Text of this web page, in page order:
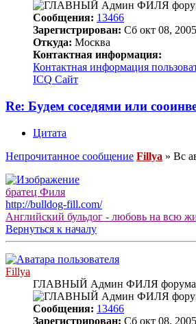
Сообщения: 13466
Зарегистрирован: Сб окт 08,
Откуда: Москва
Контактная информация:
Контактная информация
ICQ Сайт
Re: Будем соседями или
Цитата
Непрочитанное сообщение Fillya » Вс
братец Филя
http://bulldog-fill.com/
Английский бульдог - любовь на всю
Вернуться к началу
Fillya
ГЛАВНЫЙ Админ ФИЛЯ форума
Сообщения: 13466
Зарегистрирован: Сб окт 08,